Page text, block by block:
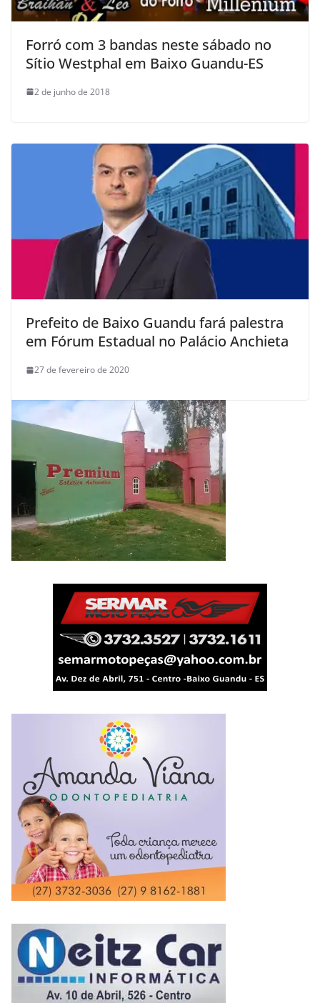
Forró com 3 bandas neste sábado no
Sítio Westphal em Baixo Guandu-ES
2 de junho de 2018
Prefeito de Baixo Guandu fará palestra
em Fórum Estadual no Palácio Anchieta
27 de fevereiro de 2020